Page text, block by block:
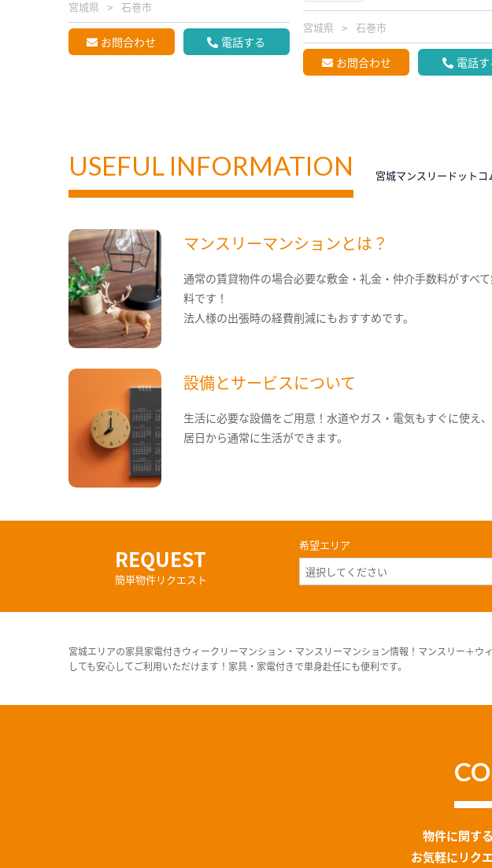
宮城県 石巻市
お問合わせ 電話する
宮城県 石巻市
お問合わせ 電話す
USEFUL INFORMATION 宮城マンスリードットコ
マンスリーマンションとは？
通常の賃貸物件の場合必要な敷金・礼金・仲介手数料がすべ
料です！
法人様の出張時の経費削減にもおすすめです。
設備とサービスについて
生活に必要な設備をご用意！水道やガス・電気もすぐに使え
居日から通常に生活ができます。
REQUEST
簡単物件リクエスト
希望エリア
宮城エリアの家具家電付きウィークリーマンション・マンスリーマンション情報！マンスリー＋
しても安心してご利用いただけます！家具・家電付きで単身赴任にも便利です。
物件に関す
お気軽にリク